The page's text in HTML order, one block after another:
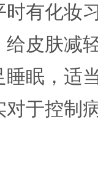
有化妆
皮肤减
眠，适
于控制